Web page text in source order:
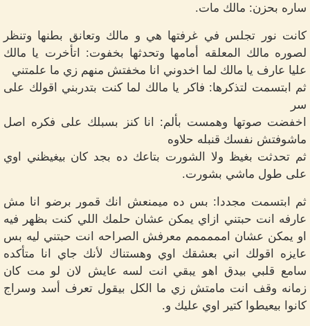
ساره بحزن: مالك مات.
كانت نور تجلس في غرفتها هي و مالك وتعانق بطنها وتنظر
لصوره مالك المعلقه أمامها وتحدثها بخفوت: اتأخرت يا مالك
عليا عارف يا مالك لما اخدوني انا مخفتش منهم زي ما علمتني
ثم ابتسمت لتذكرها: فاكر يا مالك لما كنت بتدربني اقولك على
سر
اخفضت صوتها وهمست بألم: انا كنز بسبلك على فكره اصل
ماشوفتش نفسك قنبله حلاوه
ثم تحدثت بغيظ ولا الشورت بتاعك ده بجد كان بيغيظني اوي
على طول ماشي بشورت.
ثم ابتسمت مجددا: بس ده ميمنعش انك قمور برضو انا مش
عارفه انت حبتني ازاي يمكن عشان حلمك اللي كنت بظهر فيه
او يمكن عشان امممممم معرفش الصراحه انت حبتني ليه بس
عايزه اقولك اني بعشقك اوي وهستناك لأنك جاي انا متأكده
سامع قلبي بيدق اهو يبقي انت لسه عايش لان لو مت كان
زمانه وقف انت مامتش زي ما الكل بيقول تعرف أسد وسراج
كانوا بيعيطوا كتير اوي عليك و.